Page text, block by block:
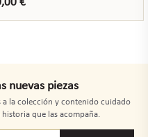
€
nuevas piezas
a la colección y contenido cuidado
que las acompaña.